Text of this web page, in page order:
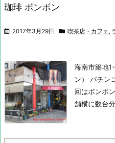
珈琲 ボンボン
2017年3月29日 喫茶店・カフェ,
海南市築地
ン）
パチン
回はボンボ
舗横に数台分